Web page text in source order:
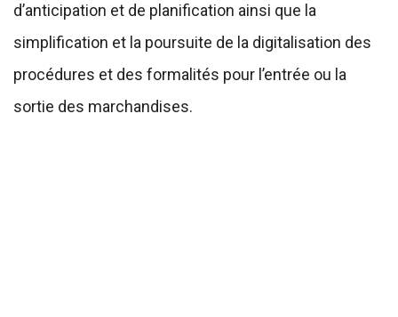
d’anticipation et de planification ainsi que la
simplification et la poursuite de la digitalisation des
procédures et des formalités pour l’entrée ou la
sortie des marchandises.